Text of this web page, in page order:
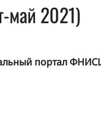
май 2021)
портал